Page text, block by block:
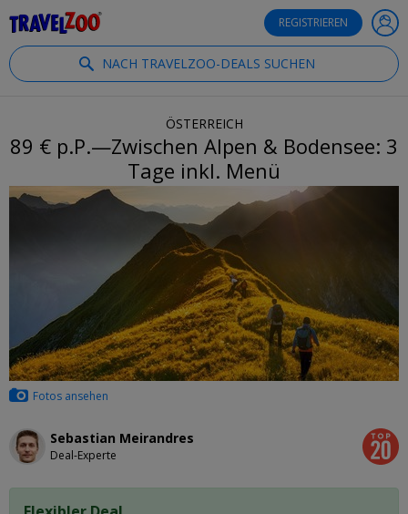
REGISTRIEREN
NACH TRAVELZOO-DEALS SUCHEN
ÖSTERREICH
89 € p.P.—Zwischen Alpen & Bodensee: 3
Tage inkl. Menü
Fotos ansehen
Sebastian Meirandres
Deal-Experte